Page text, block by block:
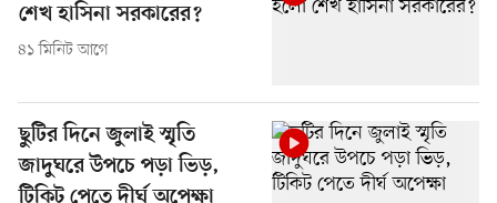
শেখ হাসিনা সরকারের?
৪১ মিনিট আগে
ছুটির দিনে জুলাই স্মৃতি
জাদুঘরে উপচে পড়া ভিড়,